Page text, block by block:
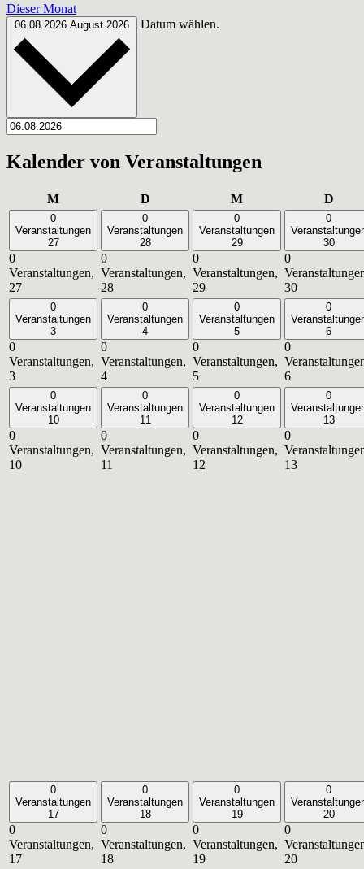
Dieser Monat
06.08.2026 August 2026 Datum wählen.
Kalender von Veranstaltungen
MMontag DDienstag MMittwoch D
0
Veranstaltungen
27
0
Veranstaltungen,
27
0
Veranstaltungen
28
0
Veranstaltungen,
28
0
Veranstaltungen
29
0
Veranstaltungen,
29
0
30
0
30
0
Veranstaltungen
3
0
Veranstaltungen,
3
0
Veranstaltungen
4
0
Veranstaltungen,
4
0
Veranstaltungen
5
0
Veranstaltungen,
5
0
6
0
6
0
Veranstaltungen
10
0
Veranstaltungen,
10
0
Veranstaltungen
11
0
Veranstaltungen,
11
0
Veranstaltungen
12
0
Veranstaltungen,
12
0
13
0
13
0
Veranstaltungen
17
0
Veranstaltungen,
17
0
Veranstaltungen
18
0
Veranstaltungen,
18
0
Veranstaltungen
19
0
Veranstaltungen,
19
0
20
0
20